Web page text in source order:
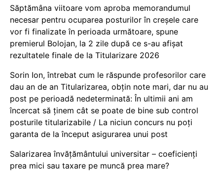
Săptămâna viitoare vom aproba memorandumul
necesar pentru ocuparea posturilor în creșele care
vor fi finalizate în perioada următoare, spune
premierul Bolojan, la 2 zile după ce s-au afișat
rezultatele finale de la Titularizare 2026
Sorin Ion, întrebat cum le răspunde profesorilor care
dau an de an Titularizarea, obțin note mari, dar nu au
post pe perioadă nedeterminată: În ultimii ani am
încercat să ținem cât se poate de bine sub control
posturile titularizabile / La niciun concurs nu poți
garanta de la început asigurarea unui post
Salarizarea învățământului universitar – coeficienți
prea mici sau taxare pe muncă prea mare?